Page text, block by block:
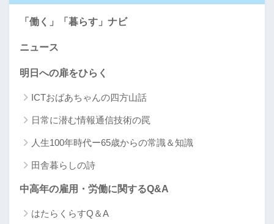
「働く」「暮らす」ナビ
ニュース
明日への扉をひらく
ICTおばあちゃんの四方山話
日常に潜む情報通信技術の罠
人生100年時代ー65歳からの常識＆知識
田舎暮らしの詩
中高年の雇用・労働に関するQ&A
はたらくらすQ＆A